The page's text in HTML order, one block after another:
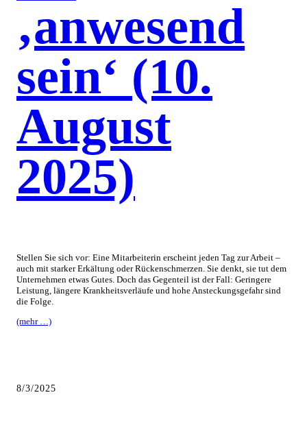
‚anwesend
sein‘ (10.
August
2025)
Stellen Sie sich vor: Eine Mitarbeiterin erscheint jeden Tag zur Arbeit –
auch mit starker Erkältung oder Rückenschmerzen. Sie denkt, sie tut dem
Unternehmen etwas Gutes. Doch das Gegenteil ist der Fall: Geringere
Leistung, längere Krankheitsverläufe und hohe Ansteckungsgefahr sind
die Folge.
(mehr …)
8/3/2025